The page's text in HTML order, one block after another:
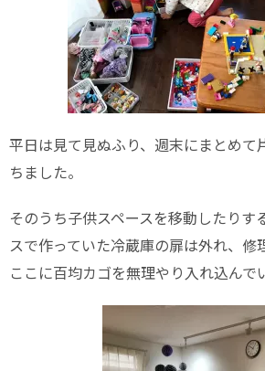
平日は見て見ぬふり、週末にまとめて
ちました。
そのうち子供スペースを移動したりす
スで作っていた冷蔵庫の扉は外れ、修
ここに百均カゴを無理やり入れ込んで